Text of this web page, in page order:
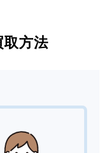
方法